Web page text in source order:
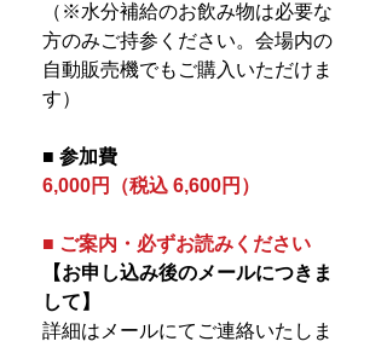
（※水分補給のお飲み物は必要な
方のみご持参ください。会場内の
自動販売機でもご購入いただけま
す）
■ 参加費
6,000円（税込 6,600円）
■ ご案内・必ずお読みください
【お申し込み後のメールにつきま
して】
詳細はメールにてご連絡いたしま